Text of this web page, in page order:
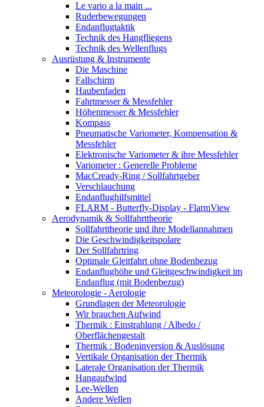
Le vario a la main ...
Ruderbewegungen
Endanflugtaktik
Technik des Hangfliegens
Technik des Wellenflugs
Ausrüstung & Instrumente
Die Maschine
Fallschirm
Haubenfaden
Fahrtmesser & Messfehler
Höhenmesser & Messfehler
Kompass
Pneumatische Variometer, Kompensation &
Messfehler
Elektronische Variometer & ihre Messfehler
Variometer : Generelle Probleme
MacCready-Ring / Sollfahrtgeber
Verschlauchung
Endanflughilfsmittel
FLARM - Butterfly-Display - FlarmView
Aerodynamik & Sollfahrttheorie
Sollfahrttheorie und ihre Modellannahmen
Die Geschwindigkeitspolare
Der Sollfahrtring
Optimale Gleitfahrt ohne Bodenbezug
Endanflughöhe und Gleitgeschwindigkeit im
Endanflug (mit Bodenbezug)
Meteorologie - Aerologie
Grundlagen der Meteorologie
Wir brauchen Aufwind
Thermik : Einstrahlung / Albedo /
Oberflächengestalt
Thermik : Bodeninversion & Auslösung
Vertikale Organisation der Thermik
Laterale Organisation der Thermik
Hangaufwind
Lee-Wellen
Andere Wellen